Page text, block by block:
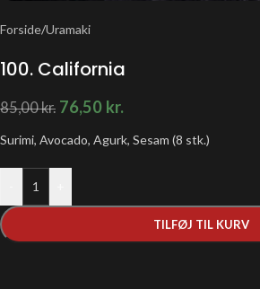
Forside/Uramaki
100. California
85,00kr. 76,50 kr.
Surimi, Avocado, Agurk, Sesam (8 stk.)
TILFØJ TIL KURV